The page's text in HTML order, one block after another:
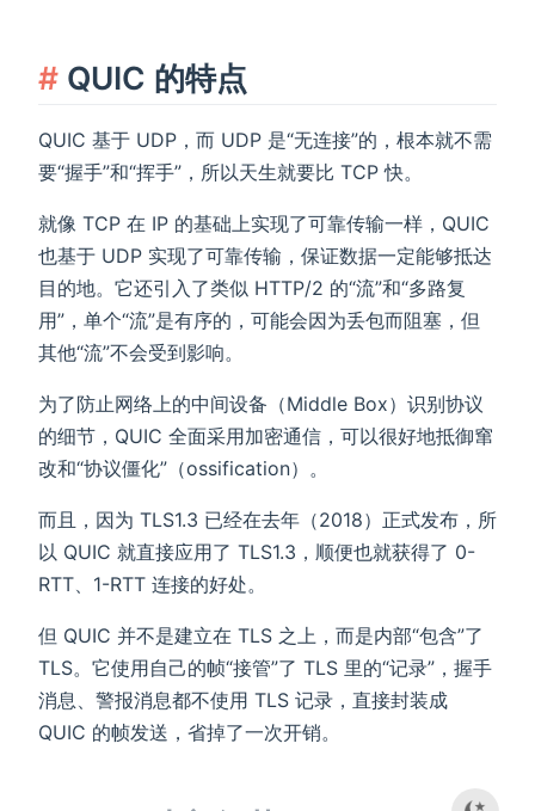
QUIC 的特点
QUIC 基于 UDP，而 UDP 是“无连接”的，根本就不需
要“握手”和“挥手”，所以天生就要比 TCP 快。
就像 TCP 在 IP 的基础上实现了可靠传输一样，QUIC
也基于 UDP 实现了可靠传输，保证数据一定能够抵达
目的地。它还引入了类似 HTTP/2 的“流”和“多路复
用”，单个“流”是有序的，可能会因为丢包而阻塞，但
其他“流”不会受到影响。
为了防止网络上的中间设备（Middle Box）识别协议
的细节，QUIC 全面采用加密通信，可以很好地抵御窜
改和“协议僵化”（ossification）。
而且，因为 TLS1.3 已经在去年（2018）正式发布，所
以 QUIC 就直接应用了 TLS1.3，顺便也就获得了 0-
RTT、1-RTT 连接的好处。
但 QUIC 并不是建立在 TLS 之上，而是内部“包含”了
TLS。它使用自己的帧“接管”了 TLS 里的“记录”，握手
消息、警报消息都不使用 TLS 记录，直接封装成
QUIC 的帧发送，省掉了一次开销。